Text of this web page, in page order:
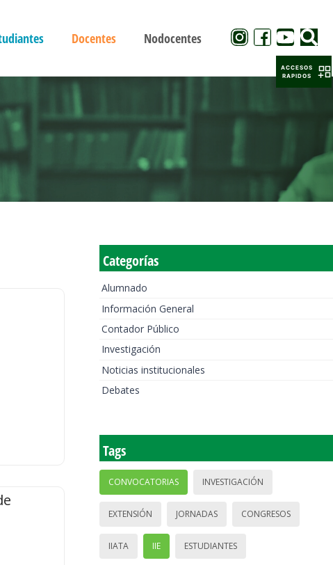
Docentes Nodocentes
Categorías
Alumnado
Información General
Contador Público
Investigación
Noticias institucionales
Debates
Tags
CONVOCATORIAS INVESTIGACIÓN
EXTENSIÓN JORNADAS CONGRESOS
IIATA IIE ESTUDIANTES
ACCESOS
RAPIDOS